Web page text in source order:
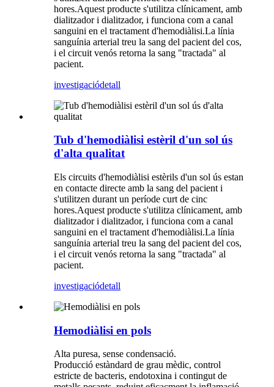
hores.Aquest producte s'utilitza clínicament, amb
dialitzador i dialitzador, i funciona com a canal
sanguini en el tractament d'hemodiàlisi.La línia
sanguínia arterial treu la sang del pacient del cos,
i el circuit venós retorna la sang "tractada" al
pacient.
investigaciódetall
Tub d'hemodiàlisi estèril d'un sol ús
d'alta qualitat
Els circuits d'hemodiàlisi estèrils d'un sol ús estan
en contacte directe amb la sang del pacient i
s'utilitzen durant un període curt de cinc
hores.Aquest producte s'utilitza clínicament, amb
dialitzador i dialitzador, i funciona com a canal
sanguini en el tractament d'hemodiàlisi.La línia
sanguínia arterial treu la sang del pacient del cos,
i el circuit venós retorna la sang "tractada" al
pacient.
investigaciódetall
Hemodiàlisi en pols
Alta puresa, sense condensació.
Producció estàndard de grau mèdic, control
estricte de bacteris, endotoxina i contingut de